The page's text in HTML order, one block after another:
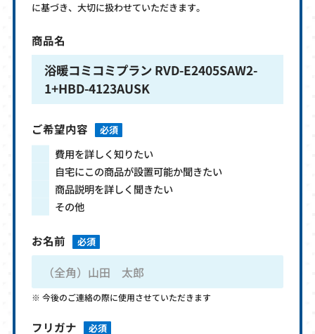
に基づき、大切に扱わせていただきます。
商品名
浴暖コミコミプラン RVD-E2405SAW2-
1+HBD-4123AUSK
ご希望内容 必須
費用を詳しく知りたい
自宅にこの商品が設置可能か聞きたい
商品説明を詳しく聞きたい
その他
お名前 必須
今後のご連絡の際に使用させていただきます
フリガナ 必須